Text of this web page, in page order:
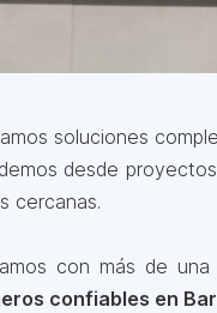
soluciones
desde
cercanas.
con más de
confiables en